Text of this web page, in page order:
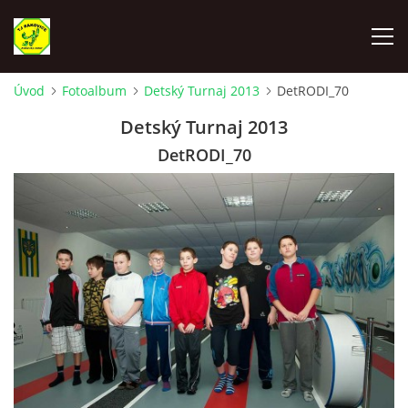
VYLOSOVANIE - SÚŤAŽNÝ ROČNÍK 2025-2026
TJ RAKOVICE "A"
TJ RAKOVICE "B"
TJ RAKOVICE ŽENY
TJ RAKOVICE DORAST
Úvod Fotoalbum Detský Turnaj 2013 DetRODI_70
Detský Turnaj 2013
DetRODI_70